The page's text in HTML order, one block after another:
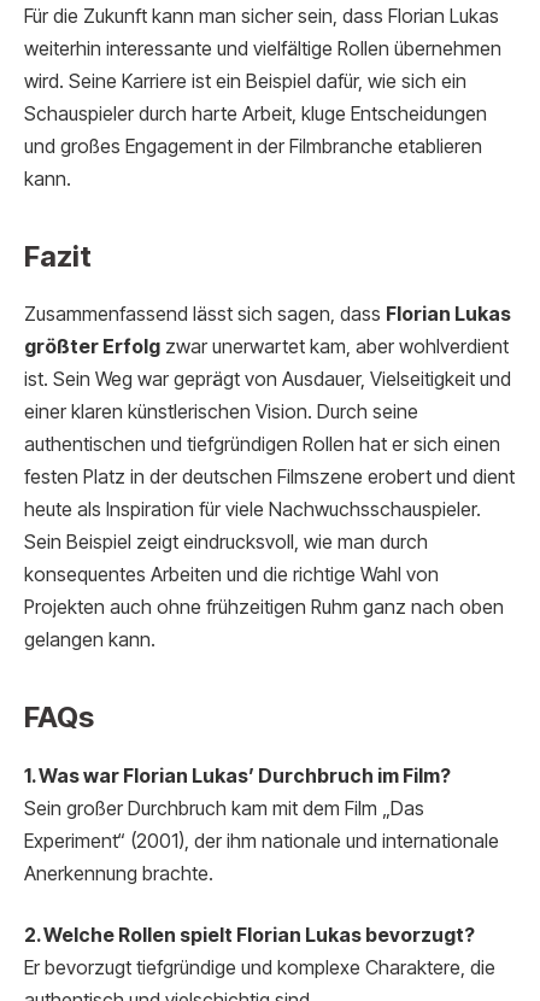
Für die Zukunft kann man sicher sein, dass Florian Lukas
weiterhin interessante und vielfältige Rollen übernehmen
wird. Seine Karriere ist ein Beispiel dafür, wie sich ein
Schauspieler durch harte Arbeit, kluge Entscheidungen
und großes Engagement in der Filmbranche etablieren
kann.
Fazit
Zusammenfassend lässt sich sagen, dass Florian Lukas
größter Erfolg zwar unerwartet kam, aber wohlverdient
ist. Sein Weg war geprägt von Ausdauer, Vielseitigkeit und
einer klaren künstlerischen Vision. Durch seine
authentischen und tiefgründigen Rollen hat er sich einen
festen Platz in der deutschen Filmszene erobert und dient
heute als Inspiration für viele Nachwuchsschauspieler.
Sein Beispiel zeigt eindrucksvoll, wie man durch
konsequentes Arbeiten und die richtige Wahl von
Projekten auch ohne frühzeitigen Ruhm ganz nach oben
gelangen kann.
FAQs
1. Was war Florian Lukas’ Durchbruch im Film?
Sein großer Durchbruch kam mit dem Film „Das
Experiment“ (2001), der ihm nationale und internationale
Anerkennung brachte.
2. Welche Rollen spielt Florian Lukas bevorzugt?
Er bevorzugt tiefgründige und komplexe Charaktere, die